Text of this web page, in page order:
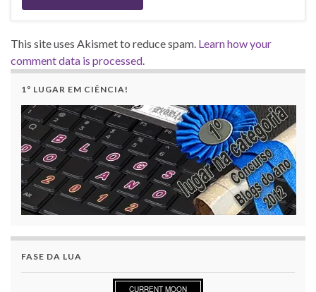
This site uses Akismet to reduce spam. Learn how your
comment data is processed.
1º LUGAR EM CIÊNCIA!
FASE DA LUA